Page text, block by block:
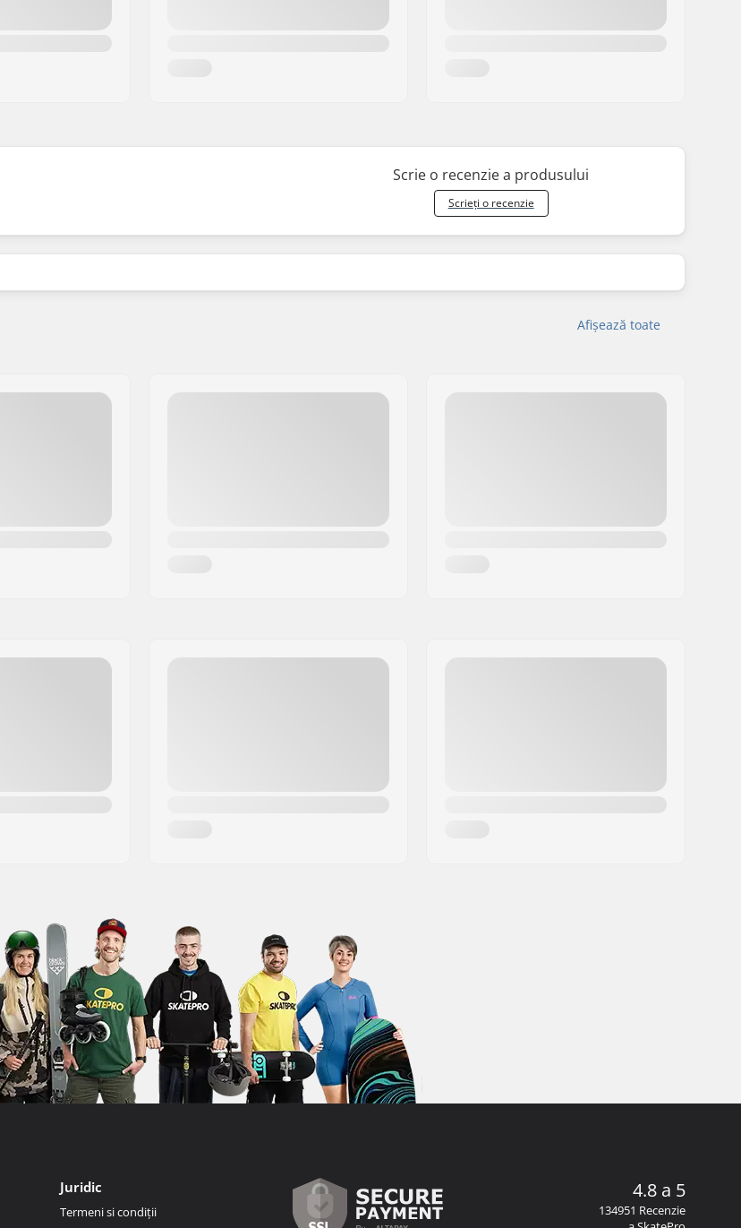
Scrie o recenzie a produsului
Scrieți o recenzie
Afișează toate
Juridic
Termeni si condiții
4.8 a 5
134951 Recenzie